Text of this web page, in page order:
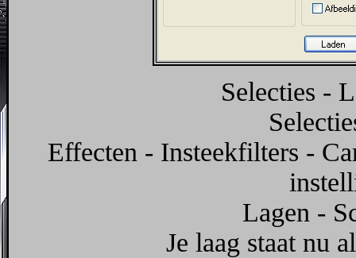
Selecties -
Effecten - Insteekfilters -
Lagen -
Je laag staat nu